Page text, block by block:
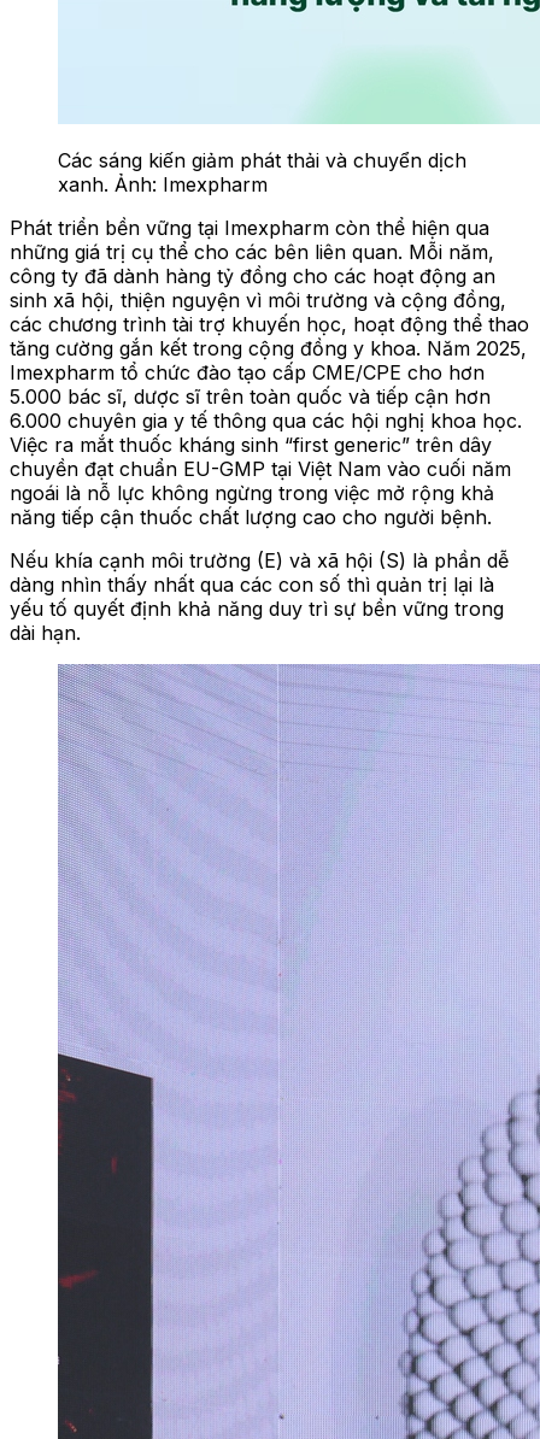
Các sáng kiến giảm phát thải và chuyển dịch
xanh. Ảnh: Imexpharm
Phát triển bền vững tại Imexpharm còn thể hiện qua
những giá trị cụ thể cho các bên liên quan. Mỗi năm,
công ty đã dành hàng tỷ đồng cho các hoạt động an
sinh xã hội, thiện nguyện vì môi trường và cộng đồng,
các chương trình tài trợ khuyến học, hoạt động thể thao
tăng cường gắn kết trong cộng đồng y khoa. Năm 2025,
Imexpharm tổ chức đào tạo cấp CME/CPE cho hơn
5.000 bác sĩ, dược sĩ trên toàn quốc và tiếp cận hơn
6.000 chuyên gia y tế thông qua các hội nghị khoa học.
Việc ra mắt thuốc kháng sinh “first generic” trên dây
chuyền đạt chuẩn EU-GMP tại Việt Nam vào cuối năm
ngoái là nỗ lực không ngừng trong việc mở rộng khả
năng tiếp cận thuốc chất lượng cao cho người bệnh.
Nếu khía cạnh môi trường (E) và xã hội (S) là phần dễ
dàng nhìn thấy nhất qua các con số thì quản trị lại là
yếu tố quyết định khả năng duy trì sự bền vững trong
dài hạn.